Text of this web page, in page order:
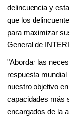
delincuencia y
que los
para maximizar
General de
"Abordar las
respuesta
nuestro objetivo
capacidades más
encargados de la